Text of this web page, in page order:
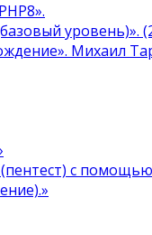
уровень)».
Михаил
с